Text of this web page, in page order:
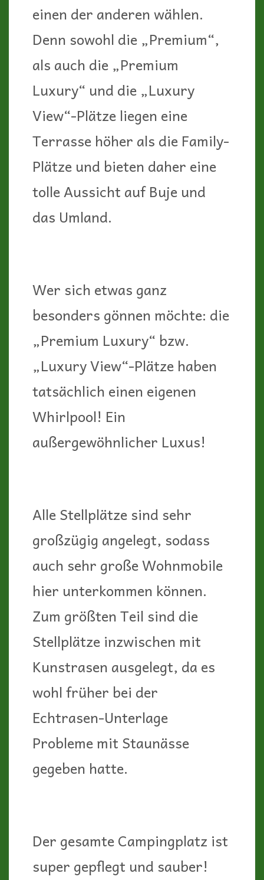
einen der anderen wählen.
Denn sowohl die „Premium“,
als auch die „Premium
Luxury“ und die „Luxury
View“-Plätze liegen eine
Terrasse höher als die Family-
Plätze und bieten daher eine
tolle Aussicht auf Buje und
das Umland.
Wer sich etwas ganz
besonders gönnen möchte: die
„Premium Luxury“ bzw.
„Luxury View“-Plätze haben
tatsächlich einen eigenen
Whirlpool! Ein
außergewöhnlicher Luxus!
Alle Stellplätze sind sehr
großzügig angelegt, sodass
auch sehr große Wohnmobile
hier unterkommen können.
Zum größten Teil sind die
Stellplätze inzwischen mit
Kunstrasen ausgelegt, da es
wohl früher bei der
Echtrasen-Unterlage
Probleme mit Staunässe
gegeben hatte.
Der gesamte Campingplatz ist
super gepflegt und sauber!